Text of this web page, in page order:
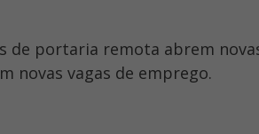
de portaria remota abrem
novas vagas de emprego.